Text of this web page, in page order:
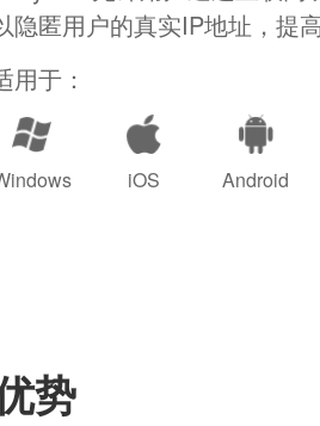
隐匿用户的真实IP地址，提
用于：
iOS Android
势